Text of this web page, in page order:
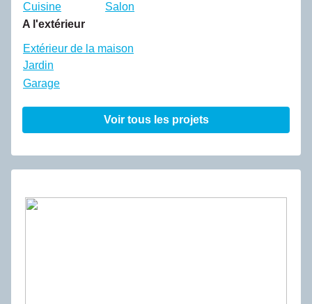
Cuisine
Salon
A l'extérieur
Extérieur de la maison
Jardin
Garage
Voir tous les projets